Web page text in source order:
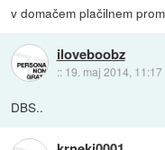
v domačem plačilnem
iloveboobz
:: 19. maj 2014, 11:17
DBS..